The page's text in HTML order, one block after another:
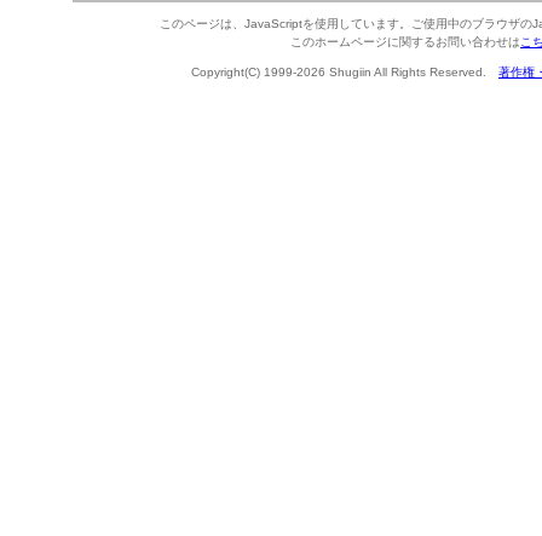
このページは、JavaScriptを使用しています。ご使用中のブラウザの
このホームページに関するお問い合わせは こ
Copyright(C) 1999-2026 Shugiin All Rights Reserved. 著作権